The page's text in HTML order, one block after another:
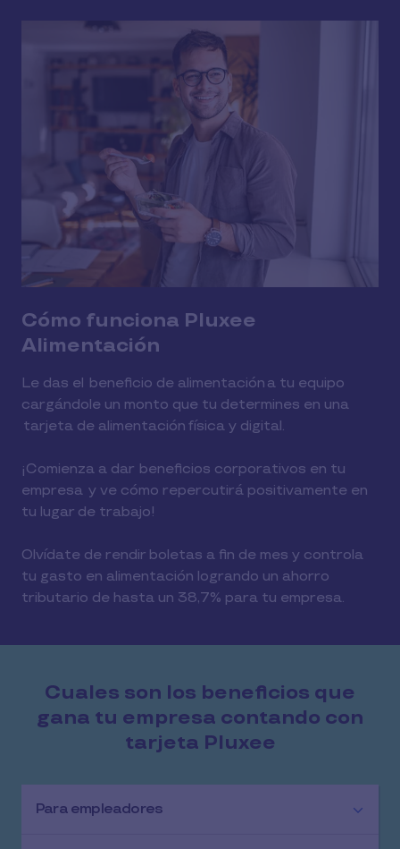
Cómo funciona Pluxee
Alimentación
Le das el beneficio de alimentación a tu equipo
cargándole un monto que tu determines en una
tarjeta de alimentación física y digital.
¡Comienza a dar beneficios corporativos en tu
empresa y ve cómo repercutirá positivamente en
tu lugar de trabajo!
Olvídate de rendir boletas a fin de mes y controla
tu gasto en alimentación logrando un ahorro
tributario de hasta un 38,7% para tu empresa.
Cuales son los beneficios que
gana tu empresa contando con
tarjeta Pluxee
Para empleadores